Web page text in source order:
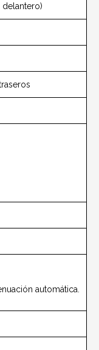
delantero)
automática.